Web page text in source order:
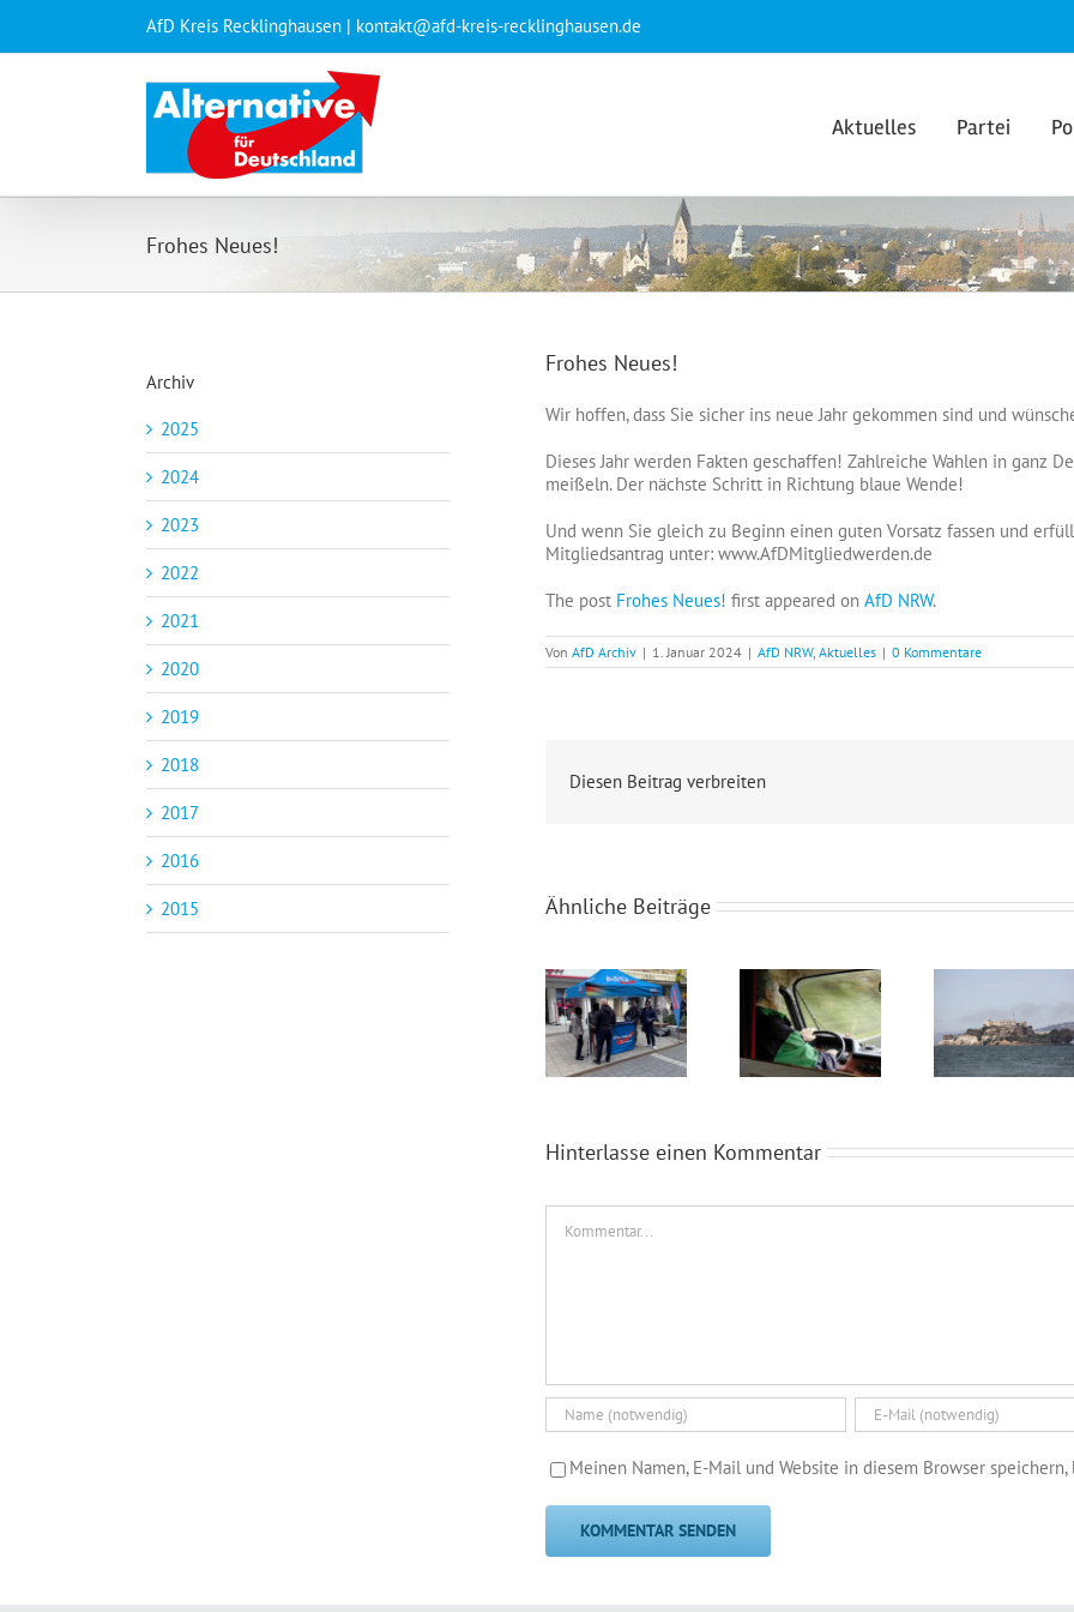
springen
AfD Kreis Recklinghausen | kontakt@afd-kreis-recklinghausen.de
Aktuelles Partei
Frohes Neues!
Frohes Neues!
Wir hoffen, dass Sie sicher ins neue Jahr gekommen sind und
Dieses Jahr werden Fakten geschaffen! Zahlreiche Wahlen in ganz
meißeln. Der nächste Schritt in Richtung blaue Wende!
Und wenn Sie gleich zu Beginn einen guten Vorsatz fassen und
Mitgliedsantrag unter: www.AfDMitgliedwerden.de
The post Frohes Neues! first appeared on AfD NRW.
Von AfD Archiv | 1. Januar 2024 | AfD NRW, Aktuelles | 0 Kommentare
Diesen Beitrag verbreiten
Ähnliche Beiträge
Hinterlasse einen Kommentar
Meinen Namen, E-Mail und Website in diesem Browser
Archiv
2025
2024
2023
2022
2021
2020
2019
2018
2017
2016
2015